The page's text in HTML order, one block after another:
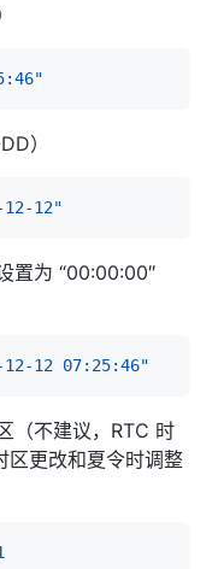
）
12-12"
置为 “00:00:00″
12-12 07:25:46"
（不建议，RTC 时
区更改和夏令时调整